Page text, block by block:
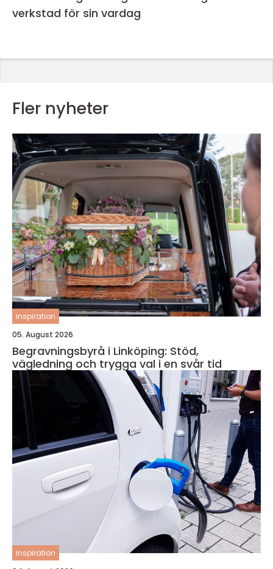
verkstad för sin vardag
Fler nyheter
inspiration
05. August 2026
Begravningsbyrå i Linköping: Stöd,
vägledning och trygga val i en svår tid
inspiration